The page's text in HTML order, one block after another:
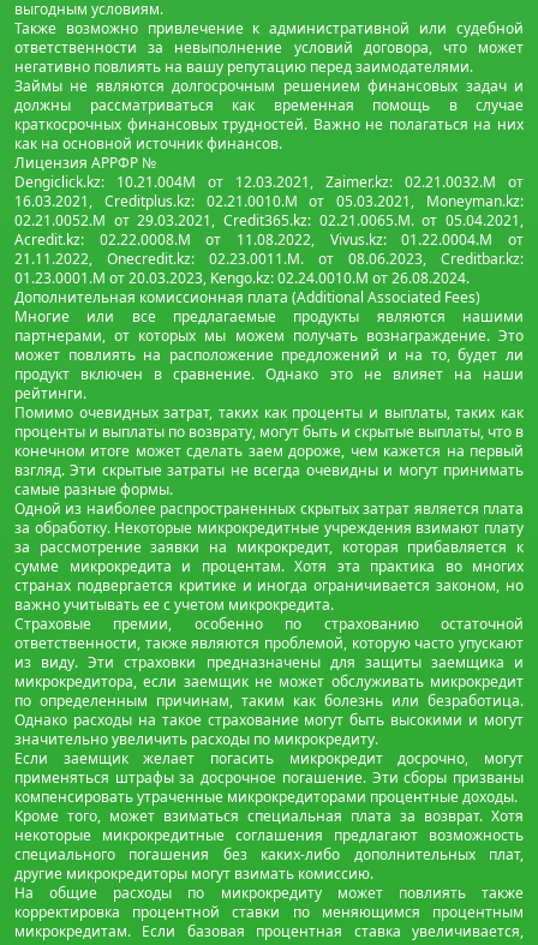
выгодным условиям.
Также возможно привлечение к административной или судебной
ответственности за невыполнение условий договора, что может
негативно повлиять на вашу репутацию перед заимодателями.
Займы не являются долгосрочным решением финансовых задач и
должны рассматриваться как временная помощь в случае
краткосрочных финансовых трудностей. Важно не полагаться на них
как на основной источник финансов.
Лицензия АРРФР №
Dengiclick.kz: 10.21.004М от 12.03.2021, Zaimer.kz: 02.21.0032.М от
16.03.2021, Creditplus.kz: 02.21.0010.M от 05.03.2021, Moneyman.kz:
02.21.0052.М от 29.03.2021, Credit365.kz: 02.21.0065.M. от 05.04.2021,
Acredit.kz: 02.22.0008.М от 11.08.2022, Vivus.kz: 01.22.0004.M от
21.11.2022, Onecredit.kz: 02.23.0011.M. от 08.06.2023, Creditbar.kz:
01.23.0001.M от 20.03.2023, Kengo.kz: 02.24.0010.М от 26.08.2024.
Дополнительная комиссионная плата (Additional Associated Fees)
Многие или все предлагаемые продукты являются нашими
партнерами, от которых мы можем получать вознаграждение. Это
может повлиять на расположение предложений и на то, будет ли
продукт включен в сравнение. Однако это не влияет на наши
рейтинги.
Помимо очевидных затрат, таких как проценты и выплаты, таких как
проценты и выплаты по возврату, могут быть и скрытые выплаты, что в
конечном итоге может сделать заем дороже, чем кажется на первый
взгляд. Эти скрытые затраты не всегда очевидны и могут принимать
самые разные формы.
Одной из наиболее распространенных скрытых затрат является плата
за обработку. Некоторые микрокредитные учреждения взимают плату
за рассмотрение заявки на микрокредит, которая прибавляется к
сумме микрокредита и процентам. Хотя эта практика во многих
странах подвергается критике и иногда ограничивается законом, но
важно учитывать ее с учетом микрокредита.
Страховые премии, особенно по страхованию остаточной
ответственности, также являются проблемой, которую часто упускают
из виду. Эти страховки предназначены для защиты заемщика и
микрокредитора, если заемщик не может обслуживать микрокредит
по определенным причинам, таким как болезнь или безработица.
Однако расходы на такое страхование могут быть высокими и могут
значительно увеличить расходы по микрокредиту.
Если заемщик желает погасить микрокредит досрочно, могут
применяться штрафы за досрочное погашение. Эти сборы призваны
компенсировать утраченные микрокредиторами процентные доходы.
Кроме того, может взиматься специальная плата за возврат. Хотя
некоторые микрокредитные соглашения предлагают возможность
специального погашения без каких-либо дополнительных плат,
другие микрокредиторы могут взимать комиссию.
На общие расходы по микрокредиту может повлиять также
корректировка процентной ставки по меняющимся процентным
микрокредитам. Если базовая процентная ставка увеличивается,